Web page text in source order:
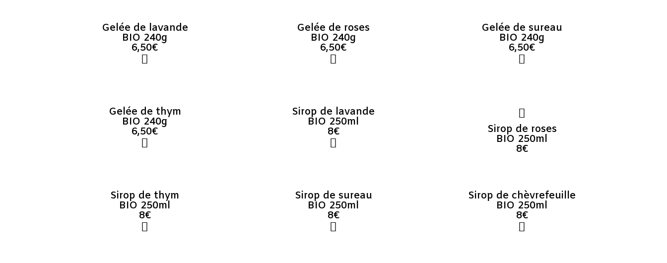
Gelée de lavande
BIO 240g
6,50€
Gelée de roses
BIO 240g
6,50€
Gelée de sureau
BIO 240g
6,50€
Gelée de thym
BIO 240g
6,50€
Sirop de lavande
BIO 250ml
8€ Sirop de roses
BIO 250ml
8€
Sirop de thym
BIO 250ml
8€
Sirop de sureau
BIO 250ml
8€
Sirop de chèvrefeuille
BIO 250ml
8€